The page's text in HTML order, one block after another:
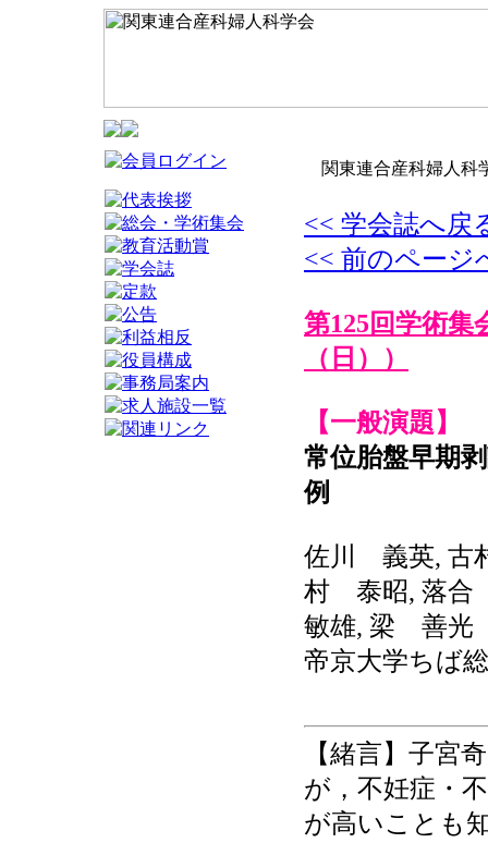
関東連合産科婦人科
<< 学会誌へ戻
<< 前のページ
第125回学術集
（日））
【一般演題】
常位胎盤早期
例
佐川 義英, 古
村 泰昭, 落
敏雄, 梁 善光
帝京大学ちば
【緒言】子宮
が，不妊症・
が高いことも